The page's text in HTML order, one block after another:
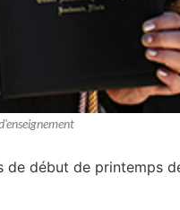
début de printemps